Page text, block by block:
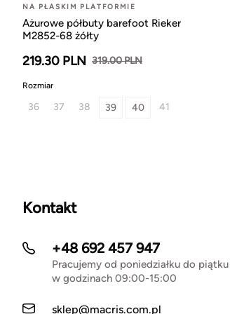
NA PŁASKIM PLATFORMIE
Ażurowe półbuty barefoot Rieker
M2852-68 żółty
219.30 PLN 319.00 PLN
Rozmiar
36 37 38 39 40 41
Kontakt
+48 692 457 947
Pracujemy od poniedziałku do piątku
w godzinach 09:00-15:00
sklep@macris.com.pl